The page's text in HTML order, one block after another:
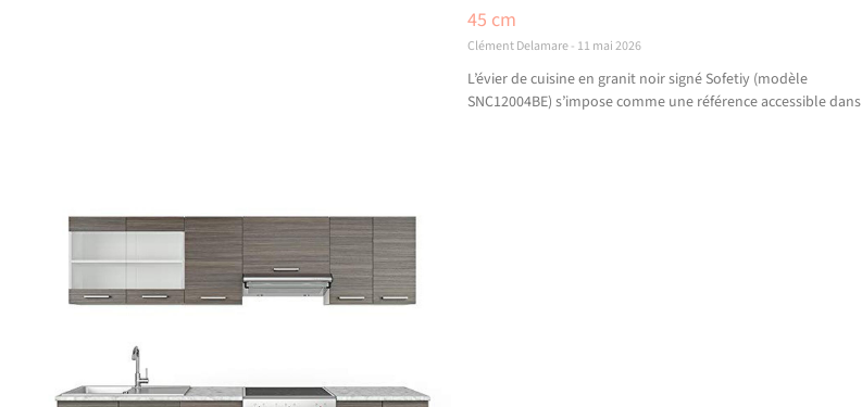
45 cm
Clément Delamare 11 mai 2026
L’évier de cuisine en granit noir signé Sofetiy (modèle
SNC12004BE) s’impose comme une référence accessible dans